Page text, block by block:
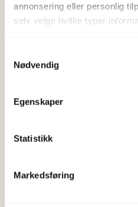
annonsering eller personlig
selv velge hvilke typer
Nødvendig
Egenskaper
Statistikk
Markedsføring
NKVTS utvikler og sprer
om vold og traumatisk
til å forebygge og
sosiale konsekvensene